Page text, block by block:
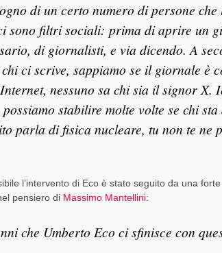
di un certo numero di persone
sono filtri sociali: prima di aprire un
di giornalisti, e via dicendo. A
ci scrive, sappiamo se il giornale è
nessuno sa chi sia il signor X.
stabilire molte volte se chi
parla di fisica nucleare, tu non te ne
l’intervento di Eco è stato seguito da una
pensiero di Massimo Mantellini:
che Umberto Eco ci sfinisce con